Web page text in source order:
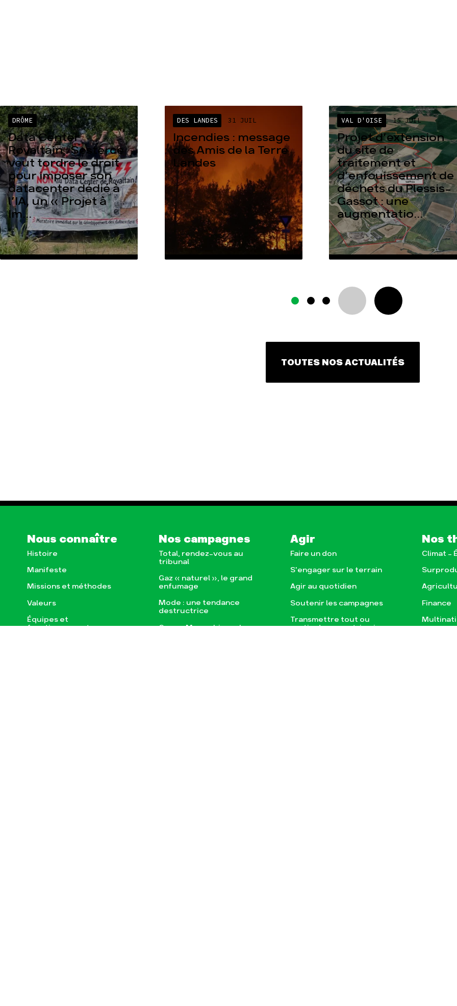
DRÔME 04 AOÛT
Data Center
Rovaltain : Sesterce
veut tordre le droit
pour imposer son
datacenter dédié à
l’IA, un « Projet à
Im...
DES LANDES 31 JUIL
Incendies : message
des Amis de la Terre
Landes
VAL D'OISE 15 JUIL
Projet d’extension
du site de
traitement et
d’enfouissement de
déchets du Plessis-
Gassot : une
augmentatio...
TOUTES NOS ACTUALITÉS
Nous connaître
Histoire
Manifeste
Missions et méthodes
Valeurs
Équipes et
fonctionnement
Nos campagnes
Total, rendez-vous au
tribunal
Gaz « naturel », le grand
enfumage
Mode : une tendance
destructrice
Gaz au Mozambique, la
Agir
Faire un don
S'engager sur le terrain
Agir au quotidien
Soutenir les campagnes
Transmettre tout ou
partie de son patrimoine
Nos
Climat –
Finance